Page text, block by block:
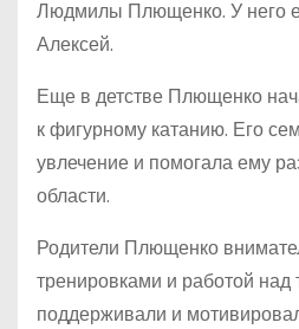
Людмилы Плющенко. У него
Алексей.
Еще в детстве Плющенко
к фигурному катанию. Его
увлечение и помогала ему
области.
Родители Плющенко
тренировками и работой над
поддерживали и